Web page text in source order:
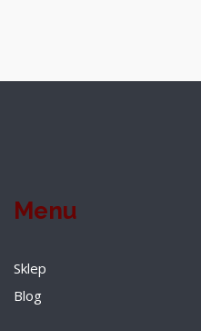
Menu
Sklep
Blog